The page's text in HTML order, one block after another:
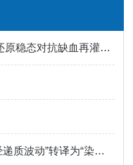
MDH1 K298 琥珀酰化稳定氧化还原稳态对抗缺血再灌注损伤心肌铁死亡
组蛋白 H3Q5 单胺化如何把“神经递质波动”转译为“染色质节律”